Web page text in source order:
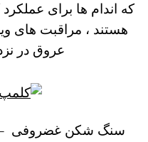
که اندام ها برای
هستند ، مراقبت های
عروق در
سنگ شکن غضروفی